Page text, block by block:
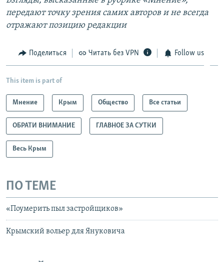
передают точку зрения самих авторов и не всегда
отражают позицию редакции
Поделиться Читать без VPN Follow us
This item is part of
Мнение Крым Общество Все статьи
ОБРАТИ ВНИМАНИЕ ГЛАВНОЕ ЗА СУТКИ
Весь Крым
ПО ТЕМЕ
«Поумерить пыл застройщиков»
Крымский вольер для Януковича